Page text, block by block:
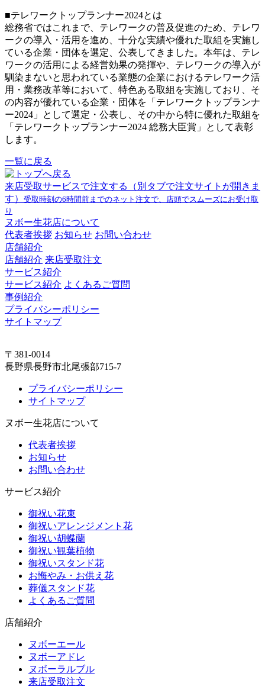
■テレワークトップランナー2024とは
総務省ではこれまで、テレワークの普及促進のため、テレワ
ークの導入・活用を進め、十分な実績や優れた取組を実施し
ている企業・団体を選定、公表してきました。本年は、テレ
ワークの活用による経営効果の発揮や、テレワークの導入が
馴染まないと思われている業態の企業におけるテレワーク活
用・業務改革等において、特色ある取組を実施しており、そ
の内容が優れている企業・団体を「テレワークトップランナ
ー2024」として選定・公表し、その中から特に優れた取組を
「テレワークトップランナー2024 総務大臣賞」として表彰
します。
一覧に戻る
来店受取サービスで注文する
（別タブで注文サイトが開きま
す） 受取時刻の6時間前までのネット注文で、店頭でスムーズにお受け取
り
ヌボー生花店について
代表者挨拶 お知らせ お問い合わせ
店舗紹介
店舗紹介 来店受取注文
サービス紹介
サービス紹介 よくあるご質問
事例紹介
プライバシーポリシー
サイトマップ
〒381-0014
長野県長野市北尾張部715-7
プライバシーポリシー
サイトマップ
ヌボー生花店について
代表者挨拶
お知らせ
お問い合わせ
サービス紹介
御祝い花束
御祝いアレンジメント花
御祝い胡蝶蘭
御祝い観葉植物
御祝いスタンド花
お悔やみ・お供え花
葬儀スタンド花
よくあるご質問
店舗紹介
ヌボーエール
ヌボーアドレ
ヌボーラルブル
来店受取注文